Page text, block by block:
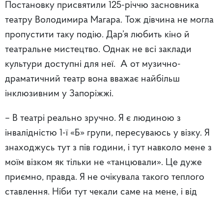
Постановку присвятили 125-річчю засновника
театру Володимира Магара. Тож дівчина не могла
пропустити таку подію. Дар’я любить кіно й
театральне мистецтво. Однак не всі заклади
культури доступні для неї. А от музично-
драматичний театр вона вважає найбільш
інклюзивним у Запоріжжі.
– В театрі реально зручно. Я є людиною з
інвалідністю 1-ї «Б» групи, пересуваюсь у візку. Я
знаходжусь тут з пів години, і тут навколо мене з
моїм візком як тільки не «танцювали». Це дуже
приємно, правда. Я не очікувала такого теплого
ставлення. Ніби тут чекали саме на мене, і від